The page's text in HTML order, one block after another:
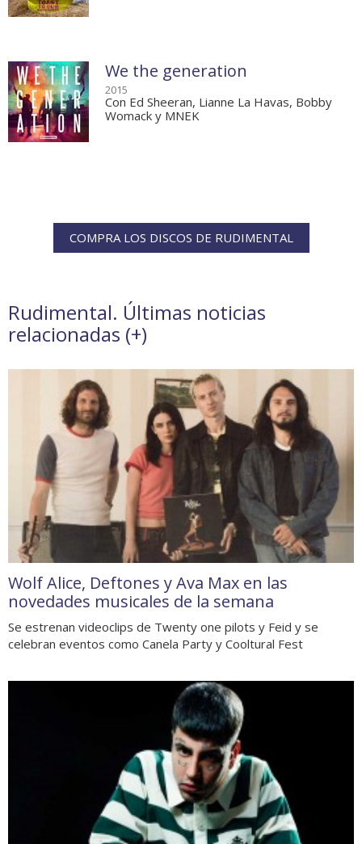
We the generation
2015
Con Ed Sheeran, Lianne La Havas, Bobby
Womack y MNEK
COMPRA LOS DISCOS DE RUDIMENTAL
Rudimental. Últimas noticias
relacionadas (+)
Wolf Alice, Deftones y Ava Max en las
novedades musicales de la semana
Se estrenan videoclips de Twenty one pilots y Feid y se
celebran eventos como Canela Party y Cooltural Fest